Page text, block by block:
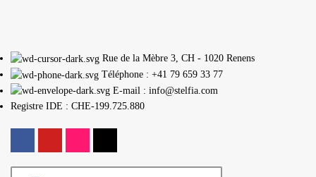
Rue de la Mèbre 3, CH - 1020 Renens
Téléphone : +41 79 659 33 77
E-mail : info@stelfia.com
Registre IDE : CHE-199.725.880